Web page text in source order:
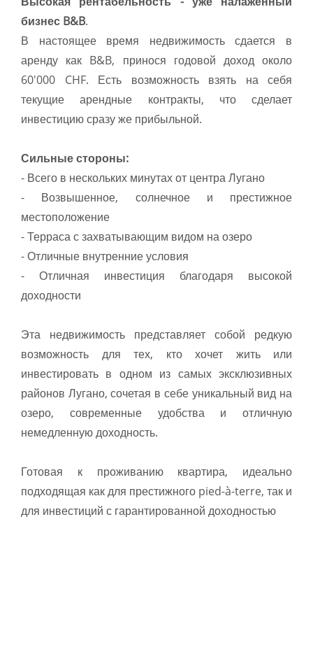
бизнес B&B.
В настоящее время недвижимость сдается в
аренду как B&B, принося годовой доход около
60'000 CHF. Есть возможность взять на себя
текущие арендные контракты, что сделает
инвестицию сразу же прибыльной.
Сильные стороны:
- Всего в нескольких минутах от центра Лугано
- Возвышенное, солнечное и престижное
местоположение
- Терраса с захватывающим видом на озеро
- Отличные внутренние условия
- Отличная инвестиция благодаря высокой
доходности
Эта недвижимость представляет собой редкую
возможность для тех, кто хочет жить или
инвестировать в одном из самых эксклюзивных
районов Лугано, сочетая в себе уникальный вид на
озеро, современные удобства и отличную
немедленную доходность.
Готовая к проживанию квартира, идеально
подходящая как для престижного pied-à-terre, так и
для инвестиций с гарантированной доходностью